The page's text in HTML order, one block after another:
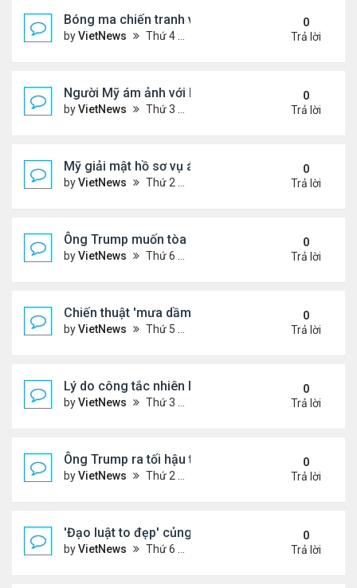
Bóng ma chiến tranh với Israel ám ảnh người Iran
byVietNews Thứ 4 Tháng 7 23, 2025 5:32 pm
0
Trả lời
Người Mỹ ám ảnh với hồ sơ Epstein
byVietNews Thứ 3 Tháng 7 22, 2025 5:08 pm
0
Trả lời
Mỹ giải mật hồ sơ vụ ám sát Martin Luther King Jr.
byVietNews Thứ 2 Tháng 7 21, 2025 5:36 pm
0
Trả lời
Ông Trump muốn tòa cho phép công bố hồ sơ về
byVietNews Thứ 6 Tháng 7 18, 2025 3:50 pm
0
Trả lời
Chiến thuật 'mưa dầm' của châu Âu đẩy ông
byVietNews Thứ 5 Tháng 7 17, 2025 9:34 am
0
Trả lời
Lý do công tắc nhiên liệu máy bay nằm ở vị trí dễ
byVietNews Thứ 3 Tháng 7 15, 2025 5:56 pm
0
Trả lời
Ông Trump ra tối hậu thư với Nga
byVietNews Thứ 2 Tháng 7 14, 2025 12:49 pm
0
Trả lời
'Đạo luật to đẹp' củng cố quyền lực của ông
byVietNews Thứ 6 Tháng 7 11, 2025 8:45 am
0
Trả lời